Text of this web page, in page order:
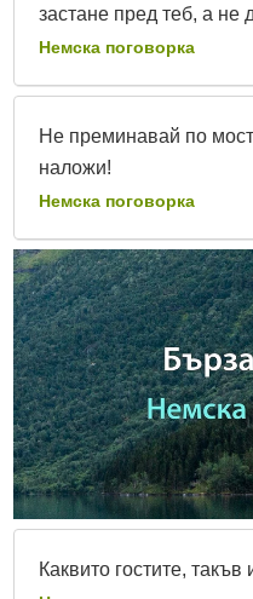
застане пред теб, а не
Немска поговорка
Не преминавай по
наложи!
Немска поговорка
Каквито гостите, такъв